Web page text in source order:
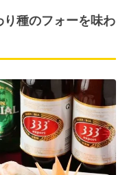
種のフォーを味わ